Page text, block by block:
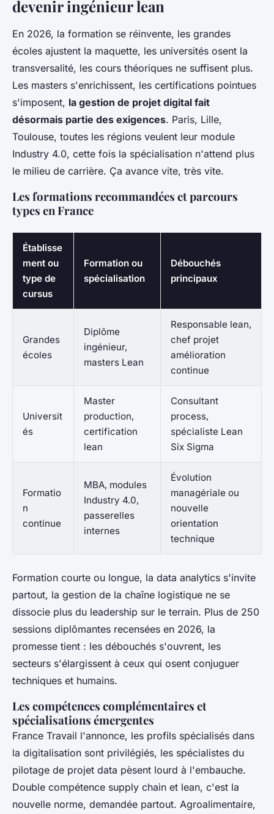
devenir ingénieur lean
En 2026, la formation se réinvente, les grandes
écoles ajustent la maquette, les universités osent la
transversalité, les cours théoriques ne suffisent plus.
Les masters s'enrichissent, les certifications pointues
s'imposent, la gestion de projet digital fait
désormais partie des exigences. Paris, Lille,
Toulouse, toutes les régions veulent leur module
Industry 4.0, cette fois la spécialisation n'attend plus
le milieu de carrière. Ça avance vite, très vite.
Les formations recommandées et parcours
types en France
Établisse
ment ou
type de
cursus
Formation ou
spécialisation
Débouchés
principaux
Grandes
écoles
Diplôme
ingénieur,
masters Lean
Responsable lean,
chef projet
amélioration
continue
Universit
és
Master
production,
certification
lean
Consultant
process,
spécialiste Lean
Six Sigma
Formatio
n
continue
MBA, modules
Industry 4.0,
passerelles
internes
Évolution
managériale ou
nouvelle
orientation
technique
Formation courte ou longue, la data analytics s'invite
partout, la gestion de la chaîne logistique ne se
dissocie plus du leadership sur le terrain. Plus de 250
sessions diplômantes recensées en 2026, la
promesse tient : les débouchés s'ouvrent, les
secteurs s'élargissent à ceux qui osent conjuguer
techniques et humains.
Les compétences complémentaires et
spécialisations émergentes
France Travail l'annonce, les profils spécialisés dans
la digitalisation sont privilégiés, les spécialistes du
pilotage de projet data pèsent lourd à l'embauche.
Double compétence supply chain et lean, c'est la
nouvelle norme, demandée partout. Agroalimentaire,